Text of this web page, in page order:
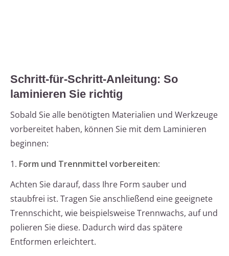
Schritt-für-Schritt-Anleitung: So
laminieren Sie richtig
Sobald Sie alle benötigten Materialien und Werkzeuge
vorbereitet haben, können Sie mit dem Laminieren
beginnen:
1. Form und Trennmittel vorbereiten:
Achten Sie darauf, dass Ihre Form sauber und
staubfrei ist. Tragen Sie anschließend eine geeignete
Trennschicht, wie beispielsweise Trennwachs, auf und
polieren Sie diese. Dadurch wird das spätere
Entformen erleichtert.